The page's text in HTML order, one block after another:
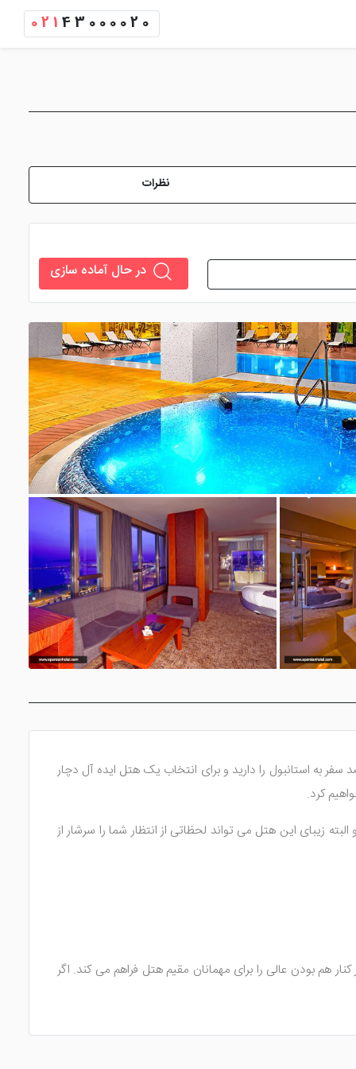
021 43000020
نظرات
در حال آماده سازی
به استانبول را دارید و برای انتخاب یک هتل ایده آل دچار
کرد.
زیبای این هتل می تواند لحظاتی از انتظار شما را سرشار از
هم بودن عالی را برای مهمانان مقیم هتل فراهم می کند. اگر
همراه با چشم انداز زیبا از دریا، قطعا حسی وصف نشدنی را